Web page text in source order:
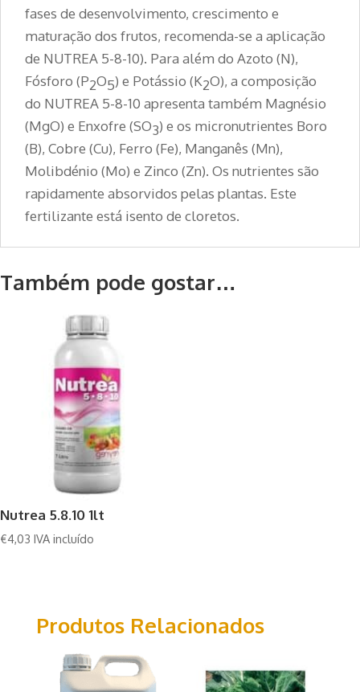
fases de desenvolvimento, crescimento e
maturação dos frutos, recomenda-se a aplicação
de NUTREA 5-8-10). Para além do Azoto (N),
Fósforo (P2O5) e Potássio (K2O), a composição
do NUTREA 5-8-10 apresenta também Magnésio
(MgO) e Enxofre (SO3) e os micronutrientes Boro
(B), Cobre (Cu), Ferro (Fe), Manganês (Mn),
Molibdénio (Mo) e Zinco (Zn). Os nutrientes são
rapidamente absorvidos pelas plantas. Este
fertilizante está isento de cloretos.
Também pode gostar…
Nutrea 5.8.10 1lt
€4,03 IVA incluído
Produtos Relacionados